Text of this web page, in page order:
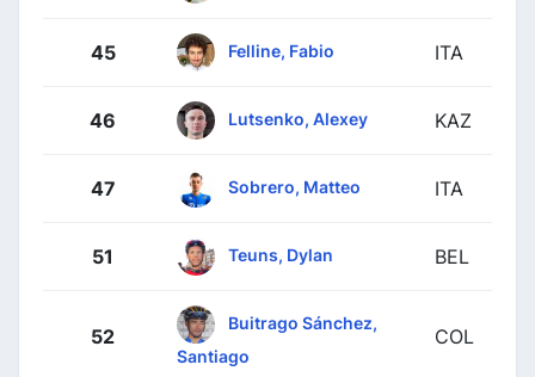
45 Felline, Fabio ITA
46 Lutsenko, Alexey KAZ
47 Sobrero, Matteo ITA
51 Teuns, Dylan BEL
52
Buitrago Sánchez,
Santiago
COL